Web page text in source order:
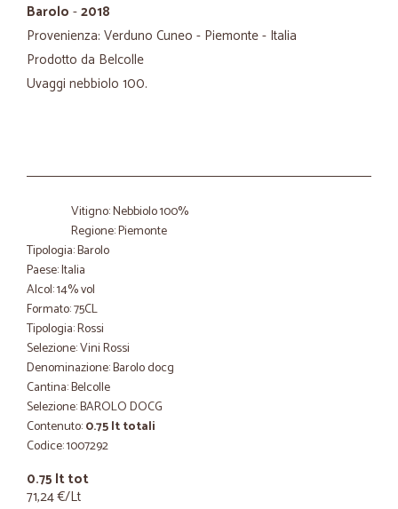
Barolo -2018
Provenienza: Verduno Cuneo - Piemonte - Italia
Prodotto da Belcolle
Uvaggi nebbiolo 100.
Vitigno: Nebbiolo 100%
Regione: Piemonte
Tipologia: Barolo
Paese: Italia
Alcol: 14% vol
Formato: 75CL
Tipologia: Rossi
Selezione: Vini Rossi
Denominazione: Barolo docg
Cantina: Belcolle
Selezione: BAROLO DOCG
Contenuto:0.75 lt totali
Codice: 1007292
0.75 lt tot
71,24 €/Lt